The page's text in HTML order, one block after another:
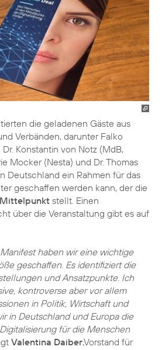
die geladenen Gäste aus
Verbänden, darunter Falko
Konstantin von Notz (MdB,
Mocker (Nesta) und Dr. Thomas
Deutschland ein Rahmen für das
geschaffen werden kann, der die
stellt. Einen
über die Veranstaltung gibt es auf
Manifest haben wir eine wichtige
geschaffen. Es identifiziert die
und Ansatzpunkte. Ich
kontroverse aber vor allem
in Politik, Wirtschaft und
in Deutschland und Europa die
für die Menschen
Valentina Daiber,Vorstand für